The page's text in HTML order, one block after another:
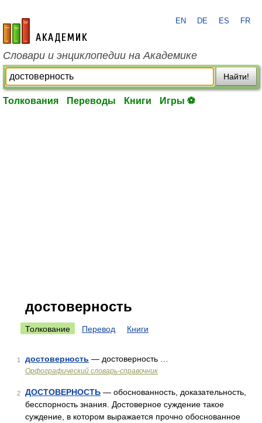
academic.ru
EN DE ES FR
Словари и энциклопедии на Академике
Найти!
Толкования Переводы Книги Игры ⚽
достоверность
Толкование Перевод Книги
1 достоверность — достоверность …
Орфографический словарь-справочник
2 ДОСТОВЕРНОСТЬ — обоснованность, доказательность,
бесспорность знания. Достоверное суждение такое
суждение, в котором выражается прочно обоснованное